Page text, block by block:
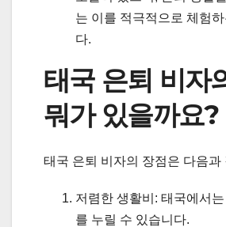
는 이를 적극적으로 체험하
다.
태국 은퇴 비자
뭐가 있을까요?
태국 은퇴 비자의 장점은 다음과
저렴한 생활비: 태국에서는
를 누릴 수 있습니다.